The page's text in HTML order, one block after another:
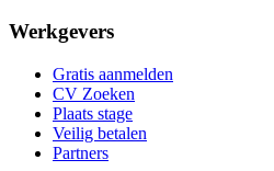
Werkgevers
Gratis aanmelden
CV Zoeken
Plaats stage
Veilig betalen
Partners